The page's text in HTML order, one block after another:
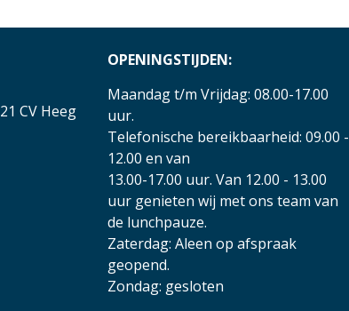
CV Heeg
OPENINGSTIJDEN:
Maandag t/m Vrijdag: 08.00-17.00
uur.
Telefonische bereikbaarheid: 09.00 -
12.00 en van
13.00-17.00 uur. Van 12.00 - 13.00
uur genieten wij met ons team van
de lunchpauze.
Zaterdag: Aleen op afspraak
geopend.
Zondag: gesloten